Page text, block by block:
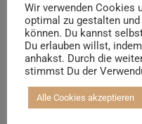
Yin Yogalehrer*in | 100 h
Hormon Yogalehrer*in /
Longevitytrainer*in
Wir verwenden Cookies
optimal zu gestalten
können. Du kannst
Du erlauben willst,
anhakst. Durch die
stimmst Du der
Alle Cookies akzeptieren